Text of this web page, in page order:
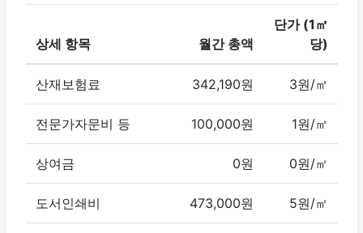
상세 항목 월간 총액
단가 (1㎡
당)
산재보험료 342,190원 3원/㎡
전문가자문비 등 100,000원 1원/㎡
상여금 0원 0원/㎡
도서인쇄비 473,000원 5원/㎡